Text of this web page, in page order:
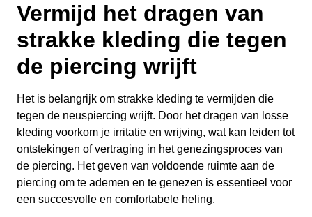
Vermijd het dragen van
strakke kleding die tegen
de piercing wrijft
Het is belangrijk om strakke kleding te vermijden die
tegen de neuspiercing wrijft. Door het dragen van losse
kleding voorkom je irritatie en wrijving, wat kan leiden tot
ontstekingen of vertraging in het genezingsproces van
de piercing. Het geven van voldoende ruimte aan de
piercing om te ademen en te genezen is essentieel voor
een succesvolle en comfortabele heling.